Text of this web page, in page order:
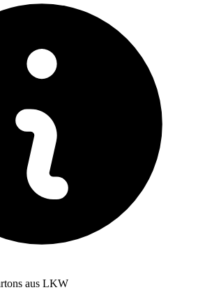
aus LKW